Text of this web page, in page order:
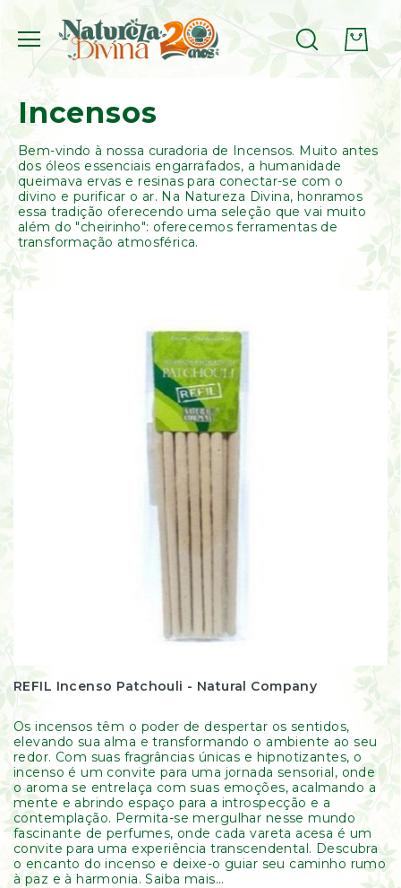
&
Etnobotânicos
Cogumelos
(Amostra
Botânica)
Cogumelo
Psilocybe
Cubensis
Difusores
Livros
Diversos
Ofertas
Banho
de
Ervas
Kumbaya
Incensos
Bem-vindo à nossa curadoria de Incensos. Muito antes
dos óleos essenciais engarrafados, a humanidade
queimava ervas e resinas para conectar-se com o
divino e purificar o ar. Na Natureza Divina, honramos
essa tradição oferecendo uma seleção que vai muito
além do "cheirinho": oferecemos ferramentas de
transformação atmosférica.
REFIL Incenso Patchouli - Natural Company
Os incensos têm o poder de despertar os sentidos,
elevando sua alma e transformando o ambiente ao seu
redor. Com suas fragrâncias únicas e hipnotizantes, o
incenso é um convite para uma jornada sensorial, onde
o aroma se entrelaça com suas emoções, acalmando a
mente e abrindo espaço para a introspecção e a
contemplação. Permita-se mergulhar nesse mundo
fascinante de perfumes, onde cada vareta acesa é um
convite para uma experiência transcendental. Descubra
o encanto do incenso e deixe-o guiar seu caminho rumo
à paz e à harmonia. Saiba mais...